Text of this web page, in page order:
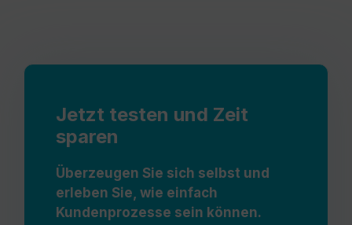
Jetzt testen und Zeit
sparen
Überzeugen Sie sich selbst und
erleben Sie, wie einfach
Kundenprozesse sein können.